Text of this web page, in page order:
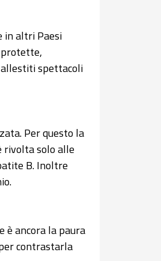
in altri Paesi
protette,
spettacoli
Per questo la
rivolta solo alle
B. Inoltre
è ancora la paura
contrastarla